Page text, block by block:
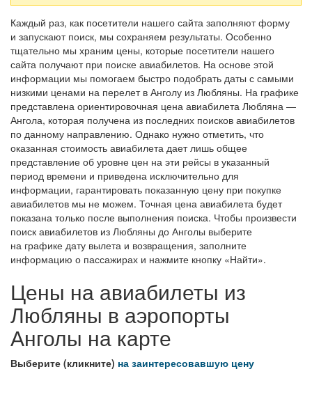
Каждый раз, как посетители нашего сайта заполняют форму
и запускают поиск, мы сохраняем результаты. Особенно
тщательно мы храним цены, которые посетители нашего
сайта получают при поиске авиабилетов. На основе этой
информации мы помогаем быстро подобрать даты с самыми
низкими ценами на перелет в Анголу из Любляны. На графике
представлена ориентировочная цена авиабилета Любляна —
Ангола, которая получена из последних поисков авиабилетов
по данному направлению. Однако нужно отметить, что
оказанная стоимость авиабилета дает лишь общее
представление об уровне цен на эти рейсы в указанный
период времени и приведена исключительно для
информации, гарантировать показанную цену при покупке
авиабилетов мы не можем. Точная цена авиабилета будет
показана только после выполнения поиска. Чтобы произвести
поиск авиабилетов из Любляны до Анголы выберите
на графике дату вылета и возвращения, заполните
информацию о пассажирах и нажмите кнопку «Найти».
Цены на авиабилеты из
Любляны в аэропорты
Анголы на карте
Выберите (кликните) на заинтересовавшую цену